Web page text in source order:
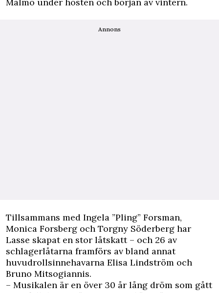
Malmö under hösten och början av vintern.
Annons
Tillsammans med Ingela ”Pling” Forsman,
Monica Forsberg och Torgny Söderberg har
Lasse skapat en stor låtskatt – och 26 av
schlagerlåtarna framförs av bland annat
huvudrollsinnehavarna Elisa Lindström och
Bruno Mitsogiannis.
– Musikalen är en över 30 år lång dröm som gått